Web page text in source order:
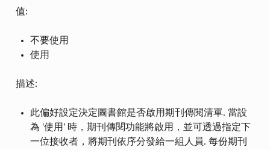
值:
不要使用
使用
描述:
此偏好設定決定圖書館是否啟用期刊傳閱清單. 當設
為 '使用' 時，期刊傳閱功能將啟用，並可透過指定下
一位接收者，將期刊依序分發給一組人員. 每份期刊